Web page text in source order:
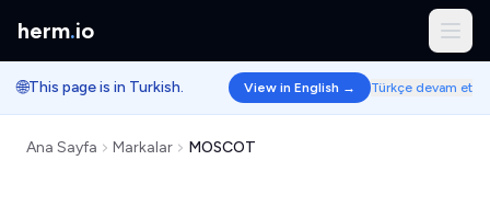
herm.io
🌐This page is in Turkish. View in English → Türkçe devam et
Ana Sayfa Markalar MOSCOT